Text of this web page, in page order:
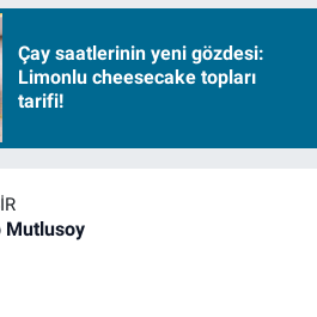
Çay saatlerinin yeni gözdesi:
Limonlu cheesecake topları
tarifi!
Mutlusoy